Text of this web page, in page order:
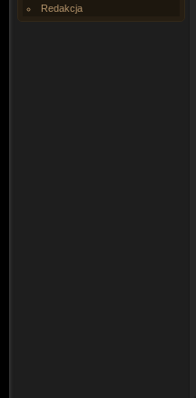
Redakcja